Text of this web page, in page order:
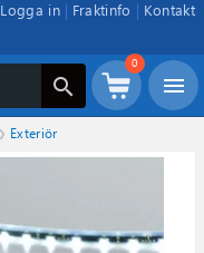
Kontakt
Fraktinfo
Logga in
search
0
menu
Exteriör